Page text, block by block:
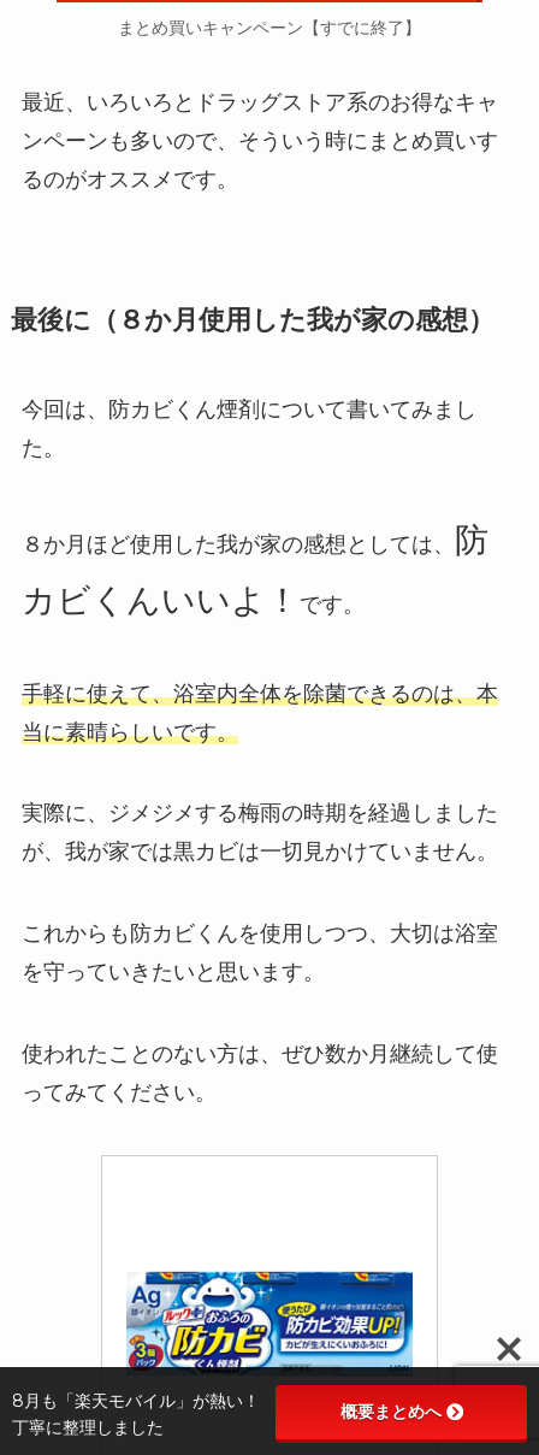
まとめ買いキャンペーン【すでに終了】
最近、いろいろとドラッグストア系のお得なキャ
ンペーンも多いので、そういう時にまとめ買いす
るのがオススメです。
最後に（８か月使用した我が家の感想）
今回は、防カビくん煙剤について書いてみまし
た。
８か月ほど使用した我が家の感想としては、
防
カビくんいいよ！
です。
手軽に使えて、浴室内全体を除菌できるのは、本
当に素晴らしいです。
実際に、ジメジメする梅雨の時期を経過しました
が、我が家では黒カビは一切見かけていません。
これからも防カビくんを使用しつつ、大切は浴室
を守っていきたいと思います。
使われたことのない方は、ぜひ数か月継続して使
ってみてください。
8月も「楽天モバイル」が熱い！
丁寧に整理しました
概要まとめへ